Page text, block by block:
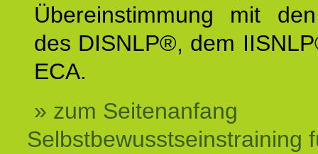
Übereinstimmung mit
des DISNLP®, dem
ECA.
» zum Seitenanfang
Selbstbewusstseinstraining